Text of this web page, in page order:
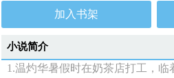
加入书架
小说简介
1.温灼华暑假时在奶茶店打工，